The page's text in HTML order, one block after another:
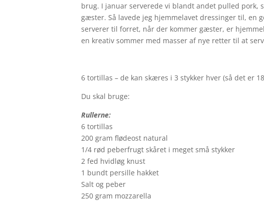
brug. I januar serverede vi blandt andet pulled pork,
gæster. Så lavede jeg hjemmelavet dressinger til, en
serverer til forret, når der kommer gæster, er
en kreativ sommer med masser af nye retter til at
6 tortillas – de kan skæres i 3 stykker hver (så det er
Du skal bruge:
Rullerne:
6 tortillas
200 gram flødeost natural
1/4 rød peberfrugt skåret i meget små stykker
2 fed hvidløg knust
1 bundt persille hakket
Salt og peber
250 gram mozzarella